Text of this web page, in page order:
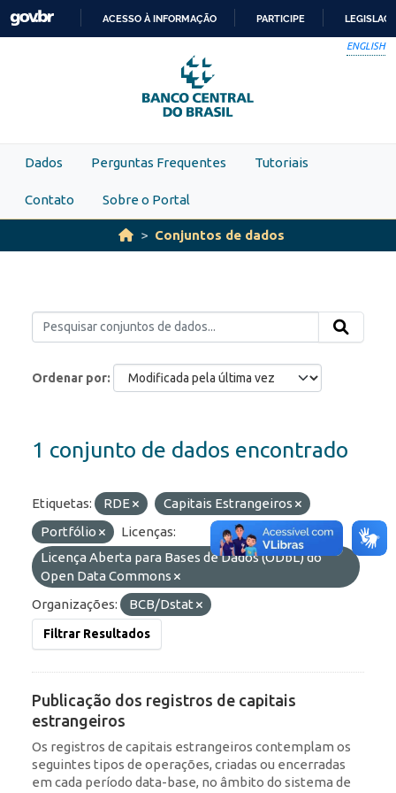
Skip to main content
PARA
O
CONTEÚDO
ACESSO À INFORMAÇÃO PARTICIPE
ENGLISH
Dados Perguntas Frequentes Tutoriais
Contato Sobre o Portal
Conjuntos de dados
Ordenar por
1 conjunto de dados encontrado
Etiquetas: RDE
Capitais Estrangeiros
Portfólio
Licenças:
Licença Aberta para Bases de Dados (ODbL) do
Open Data Commons
Organizações:
BCB/Dstat
Filtrar Resultados
Publicação dos registros de capitais
estrangeiros
Os registros de capitais estrangeiros contemplam os
seguintes tipos de operações, criadas ou encerradas
em cada período data-base, no âmbito do sistema de